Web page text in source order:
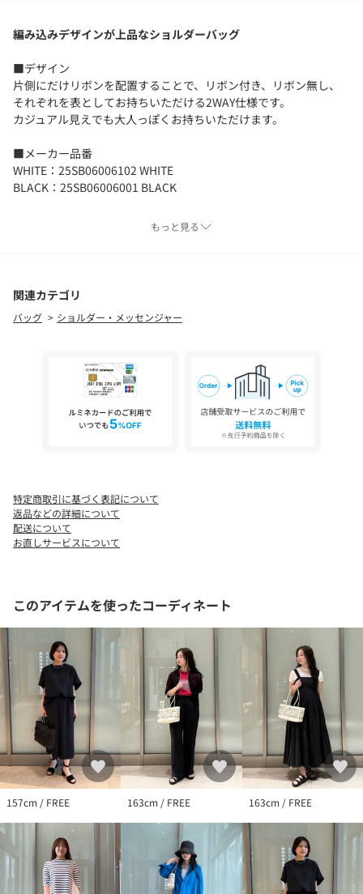
編み込みデザインが上品なショルダーバッグ
■デザイン
片側にだけリボンを配置することで、リボン付き、リボン無し、
それぞれを表としてお持ちいただける2WAY仕様です。
カジュアル見えでも大人っぽくお持ちいただけます。
■メーカー品番
WHITE：25SB06006102 WHITE
BLACK：25SB06006001 BLACK
ブランド名の＜OSOI＞は日本語の「遅い」が語源で、少しゆっく
りでも自分たちのペースを守りたい、上質なモノ作りをしていき
たいという思いが込められています。
人気を集めています。
【注意事項】
※商品特性上、色味や柄の表情に1点1点個体差がございます。色
味や柄の出方はお選びいただけません。あらかじめご了承くださ
色移りや素材自体の色ムラを起こす恐れがありますのでご注意下
さい。
アルコールなどの除菌剤、皮脂や汗、ハンドクリームや香水など
が付着すると、持ち手、本体に使用している素材が劣化し、べと
付着してしまった場合は、なるべく早く乾いた布でふき取ってく
ださい。
また、できる限り劣化を防ぐために、日光が当たらず、温度湿度
が低い場所に保管してください。
※保証書は大切に保管してください。納品書が付いている場合は
お買上日を証明する書類として合わせて保管してください。
※商品に「取り扱い上の注意書き」、「洗濯表示」がございます
場合は、使用前に必ずご確認ください。
※商品画像は、光の当たり具合やパソコンなどの閲覧環境によ
り、実際の色味と異なって見える場合がございます。あらかじめ
ご了承ください。
店舗へお問い合わせの際は、全国のUNITED ARROWS各店舗まで
下記の品名/品番をお申し付けください。
品名：OSOI BISCUIT SLD BAG 品番：40323000001
もっと見る
関連カテゴリ
バッグ ショルダー・メッセンジャー
特定商取引に基づく表記について
返品などの詳細について
配送について
お直しサービスについて
このアイテムを使ったコーディネート
157cm / FREE 163cm / FREE 163cm / FREE